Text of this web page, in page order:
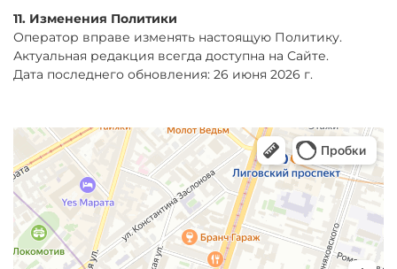
11. Изменения Политики
Оператор вправе изменять настоящую Политику.
Актуальная редакция всегда доступна на Сайте.
Дата последнего обновления: 26 июня 2026 г.